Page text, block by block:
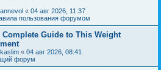
« 04 авг 2026, 11:37
пользования форумом
Guide to This Weight
« 04 авг 2026, 08:41
форум